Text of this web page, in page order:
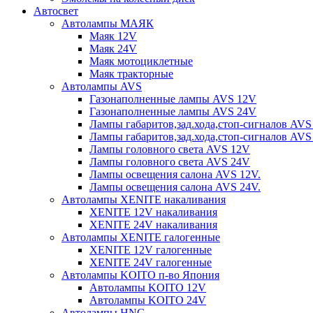
Автосвет
Автолампы МАЯК
Маяк 12V
Маяк 24V
Маяк мотоциклетные
Маяк тракторные
Автолампы AVS
Газонаполненные лампы AVS 12V
Газонаполненные лампы AVS 24V
Лампы габаритов,зад.хода,стоп-сигналов
Лампы габаритов,зад.хода,стоп-сигналов
Лампы головного света AVS 12V
Лампы головного света AVS 24V
Лампы освещения салона AVS 12V.
Лампы освещения салона AVS 24V.
Автолампы XENITE накаливания
XENITE 12V накаливания
XENITE 24V накаливания
Автолампы XENITE галогенные
XENITE 12V галогенные
XENITE 24V галогенные
Автолампы KOITO п-во Япония
Автолампы KOITO 12V
Автолампы KOITO 24V